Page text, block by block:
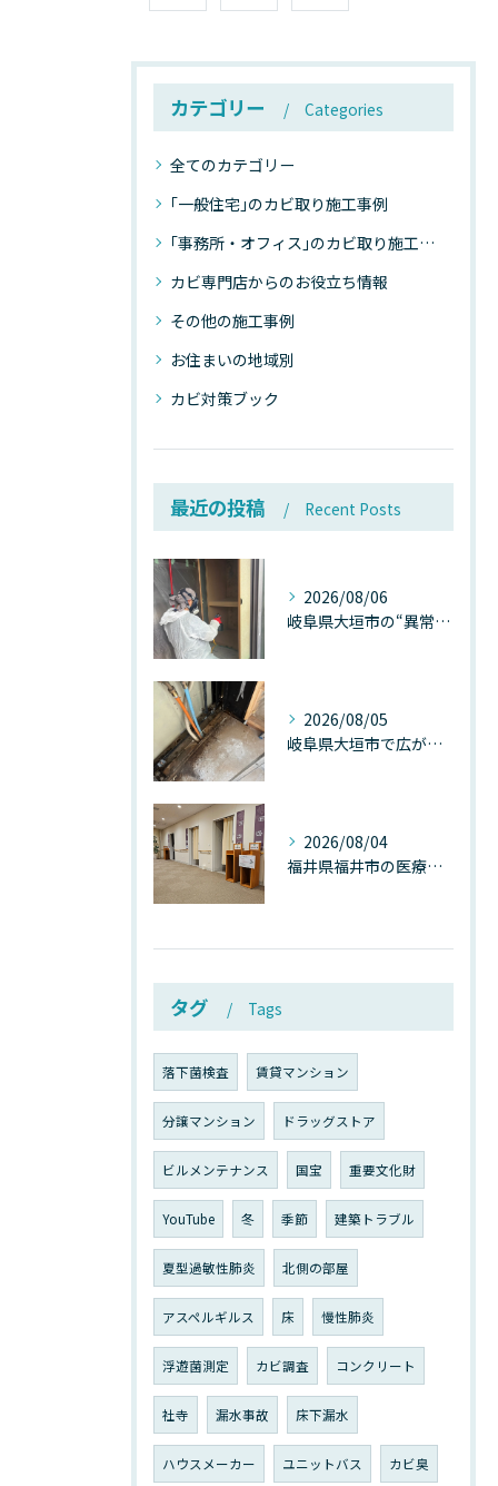
カテゴリー Categories
全てのカテゴリー
｢一般住宅｣のカビ取り施工事例
｢事務所・オフィス｣のカビ取り施工事例
カビ専門店からのお役立ち情報
その他の施工事例
お住まいの地域別
カビ対策ブック
最近の投稿 Recent Posts
2026/08/06
岐阜県大垣市の“異常に高い気温”が建物内部を腐らせる──深層カビが爆発的に増える本当の理由
2026/08/05
岐阜県大垣市で広がる“深層カビ汚染”──なぜ除カビが必要なのか、建物内部で起きている見えない危機
2026/08/04
福井県福井市の医療施設で広がる“見えないカビ汚染”──なぜ除カビが必須なのか、その本質を徹底解説
タグ Tags
落下菌検査 賃貸マンション
分譲マンション ドラッグストア
ビルメンテナンス 国宝 重要文化財
YouTube 冬 季節 建築トラブル
夏型過敏性肺炎 北側の部屋
アスペルギルス 床 慢性肺炎
浮遊菌測定 カビ調査 コンクリート
社寺 漏水事故 床下漏水
ハウスメーカー ユニットバス カビ臭